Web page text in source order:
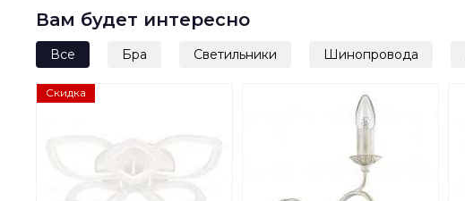
Вам будет интересно
Все Бра Светильники Шинопровода
Скидка